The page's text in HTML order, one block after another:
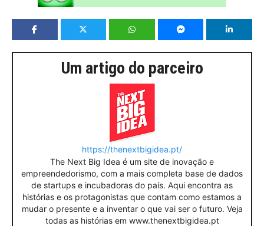
Um artigo do parceiro
https://thenextbigidea.pt/
The Next Big Idea é um site de inovação e
empreendedorismo, com a mais completa base de dados
de startups e incubadoras do país. Aqui encontra as
histórias e os protagonistas que contam como estamos a
mudar o presente e a inventar o que vai ser o futuro. Veja
todas as histórias em www.thenextbigidea.pt